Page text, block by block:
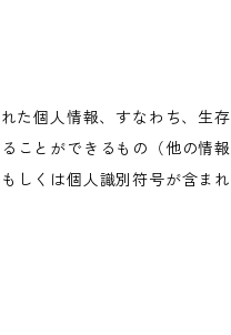
た個人情報、すなわち、生
ことができるもの（他の情
しくは個人識別符号が含ま